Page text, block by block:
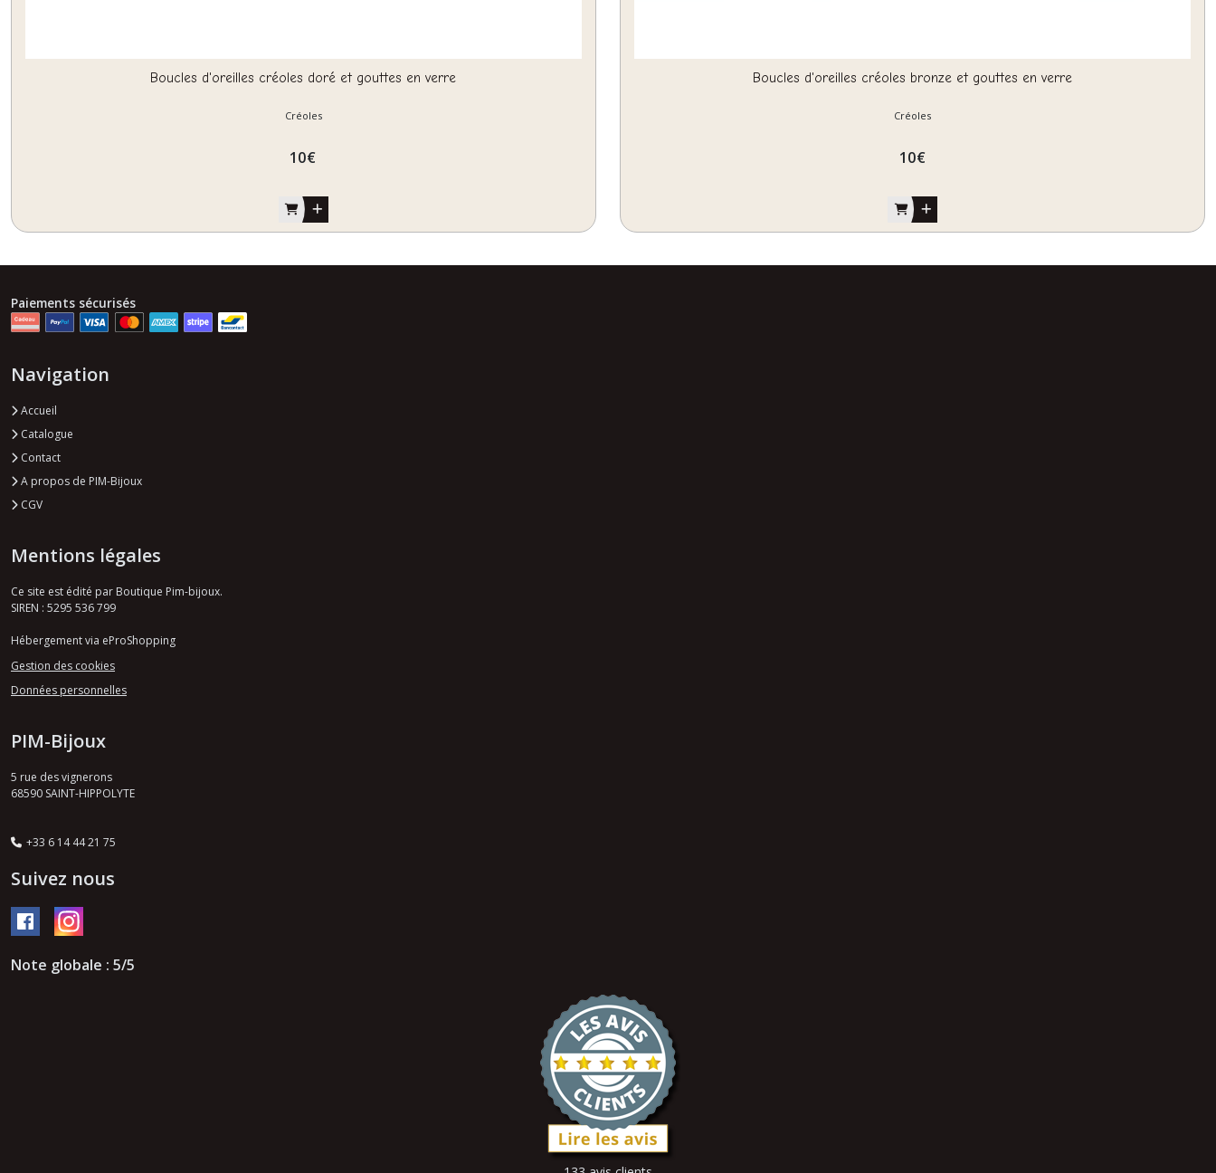
Boucles d'oreilles créoles doré et gouttes en verre
Créoles
10€
Boucles d'oreilles créoles bronze et gouttes en verre
Créoles
10€
Paiements sécurisés
Navigation
Accueil
Catalogue
Contact
A propos de PIM-Bijoux
CGV
Mentions légales
Ce site est édité par Boutique Pim-bijoux.
SIREN : 5295 536 799
Hébergement via eProShopping
Gestion des cookies
Données personnelles
PIM-Bijoux
5 rue des vignerons
68590 SAINT-HIPPOLYTE
+33 6 14 44 21 75
Suivez nous
Note globale : 5/5